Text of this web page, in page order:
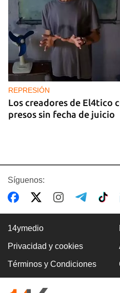
REPRESIÓN
Los creadores de El4tico
presos sin fecha de juicio
BANCARIZACIÓN
La ausencia de un
explica la escasez de
Síguenos:
14ymedio
Privacidad y cookies
Términos y Condiciones